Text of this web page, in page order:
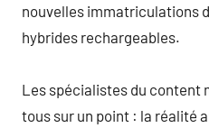
nouvelles immatriculations
hybrides rechargeables.
Les spécialistes du content
tous sur un point : la réalité